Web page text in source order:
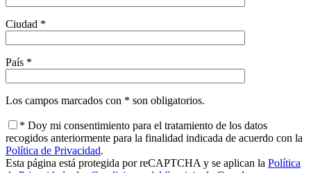
Ciudad *
País *
Los campos marcados con * son obligatorios.
* Doy mi consentimiento para el tratamiento de los datos
recogidos anteriormente para la finalidad indicada de acuerdo con la
Política de Privacidad.
Esta página está protegida por reCAPTCHA y se aplican la Política